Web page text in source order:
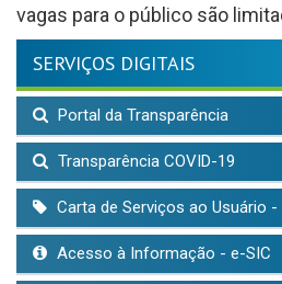
vagas para o público são
SERVIÇOS DIGITAIS
Portal da Transparência
Transparência COVID-19
Carta de Serviços ao Usuário -
Acesso à Informação - e-SIC